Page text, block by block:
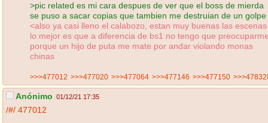
>pic related es mi cara despues de ver que el boss de mierda
se puso a sacar copias que tambien me destruian de un golpe
<also ya casi lleno el calabozo, estan muy buenas las
lo mejor es que a diferencia de bs1 no tengo que
porque un hijo de puta me mate por andar violando monas
chinas
>>>477012 >>>477020 >>>477064 >>>477146 >>>477150
Anónimo 01/12/21 17:35
/#/ 477012